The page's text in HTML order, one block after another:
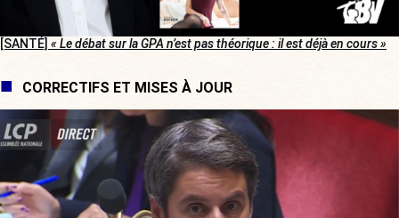
[SANTÉ] « Le débat sur la GPA n’est pas théorique : il est déjà en cours »
CORRECTIFS ET MISES À JOUR